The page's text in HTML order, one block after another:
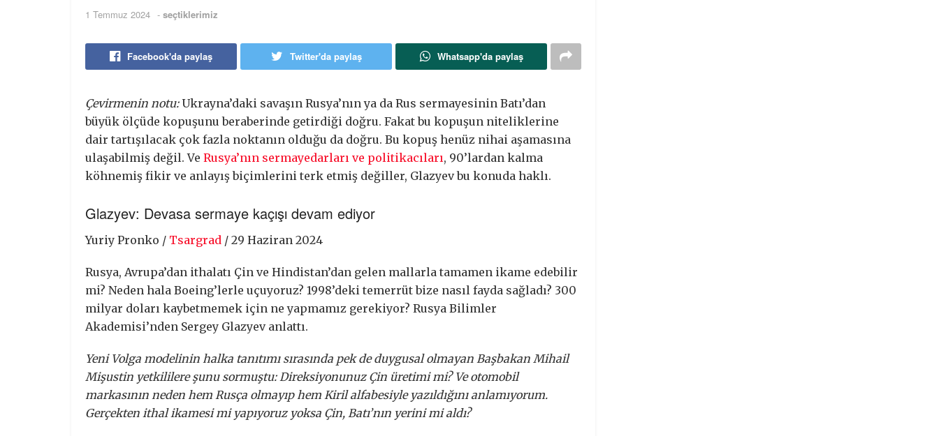
1 Temmuz 2024 - seçtiklerimiz
Facebook'da paylaş Twitter'da paylaş Whatsapp'da paylaş
Çevirmenin notu: Ukrayna’daki savaşın Rusya’nın ya da Rus sermayesinin Batı’dan
büyük ölçüde kopuşunu beraberinde getirdiği doğru. Fakat bu kopuşun niteliklerine
dair tartışılacak çok fazla noktanın olduğu da doğru. Bu kopuş henüz nihai aşamasına
ulaşabilmiş değil. Ve Rusya’nın sermayedarları ve politikacıları, 90’lardan kalma
köhnemiş fikir ve anlayış biçimlerini terk etmiş değiller, Glazyev bu konuda haklı.
Glazyev: Devasa sermaye kaçışı devam ediyor
Yuriy Pronko / Tsargrad / 29 Haziran 2024
Rusya, Avrupa’dan ithalatı Çin ve Hindistan’dan gelen mallarla tamamen ikame edebilir
mi? Neden hala Boeing’lerle uçuyoruz? 1998’deki temerrüt bize nasıl fayda sağladı? 300
milyar doları kaybetmemek için ne yapmamız gerekiyor? Rusya Bilimler
Akademisi’nden Sergey Glazyev anlattı.
Yeni Volga modelinin halka tanıtımı sırasında pek de duygusal olmayan Başbakan Mihail
Mişustin yetkililere şunu sormuştu: Direksiyonunuz Çin üretimi mi? Ve otomobil
markasının neden hem Rusça olmayıp hem Kiril alfabesiyle yazıldığını anlamıyorum.
Gerçekten ithal ikamesi mi yapıyoruz yoksa Çin, Batı’nın yerini mi aldı?